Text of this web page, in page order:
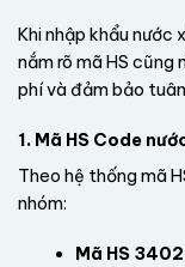
Khi nhập khẩu nước
nắm rõ mã HS cũng
phí và đảm bảo
1. Mã HS Code
Theo hệ thống mã
nhóm:
Mã HS 3402